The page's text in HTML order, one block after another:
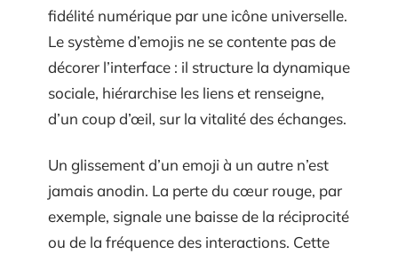
fidélité numérique par une icône universelle.
Le système d’emojis ne se contente pas de
décorer l’interface : il structure la dynamique
sociale, hiérarchise les liens et renseigne,
d’un coup d’œil, sur la vitalité des échanges.
Un glissement d’un emoji à un autre n’est
jamais anodin. La perte du cœur rouge, par
exemple, signale une baisse de la réciprocité
ou de la fréquence des interactions. Cette